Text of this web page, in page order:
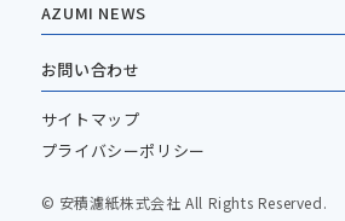
AZUMI NEWS
お問い合わせ
サイトマップ
プライバシーポリシー
© 安積濾紙株式会社 All Rights Reserved.